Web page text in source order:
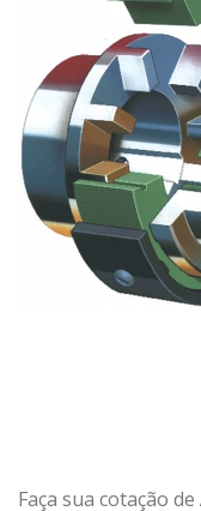
Faça sua cotação de